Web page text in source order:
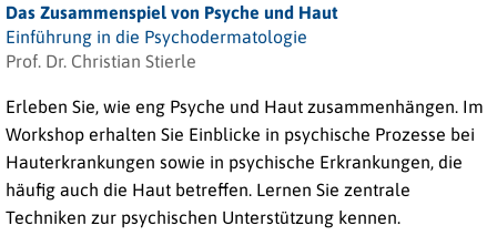
Das Zusammenspiel von Psyche und Haut
Einführung in die Psychodermatologie
Prof. Dr. Christian Stierle
Erleben Sie, wie eng Psyche und Haut zusammenhängen. Im
Workshop erhalten Sie Einblicke in psychische Prozesse bei
Hauterkrankungen sowie in psychische Erkrankungen, die
häufig auch die Haut betreffen. Lernen Sie zentrale
Techniken zur psychischen Unterstützung kennen.